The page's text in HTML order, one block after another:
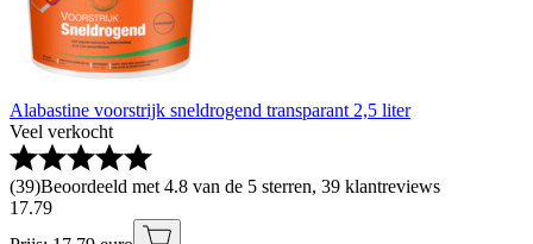
Alabastine voorstrijk sneldrogend transparant 2,5 liter
Veel verkocht
(39)Beoordeeld met 4.8 van de 5 sterren, 39 klantreviews
17.79